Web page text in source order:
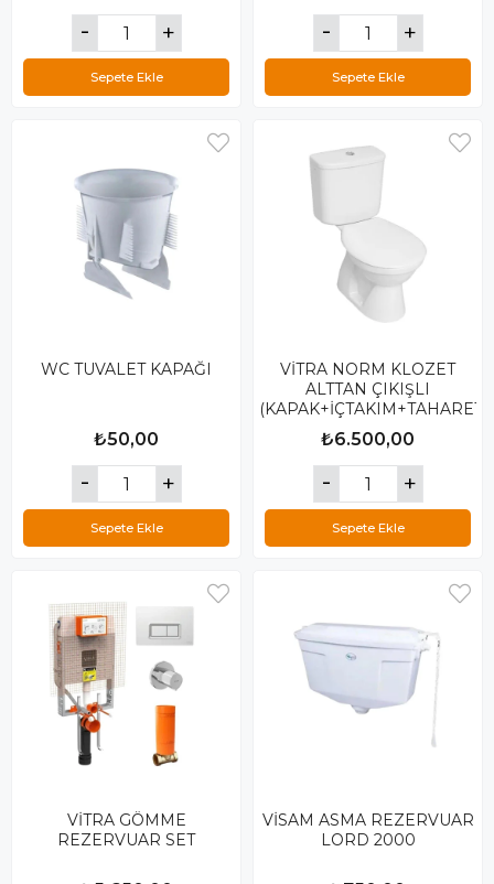
Sepete Ekle Sepete Ekle
WC TUVALET KAPAĞI
₺50,00
Sepete Ekle
VİTRA NORM KLOZET
ALTTAN ÇIKIŞLI
(KAPAK+İÇTAKIM+TAHARET)
₺6.500,00
Sepete Ekle
VİTRA GÖMME
REZERVUAR SET
VİSAM ASMA REZERVUAR
LORD 2000